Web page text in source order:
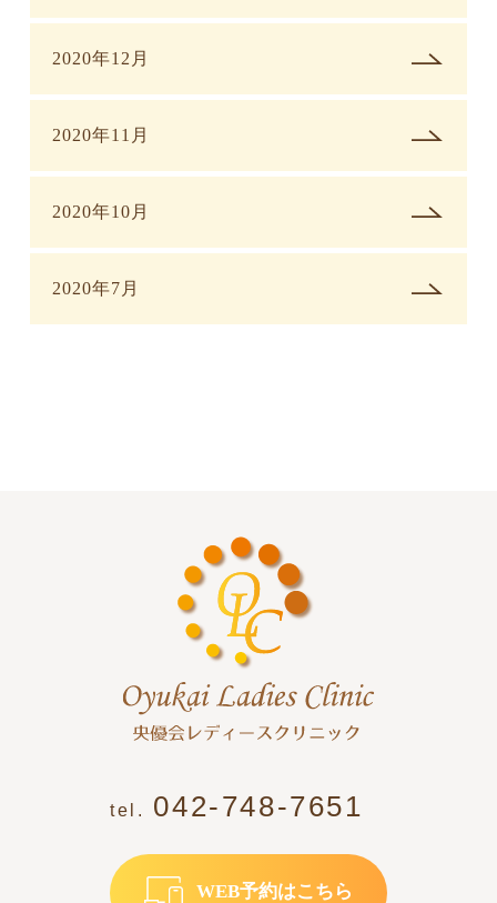
2020年12月
2020年11月
2020年10月
2020年7月
tel. 042-748-7651
WEB予約はこちら